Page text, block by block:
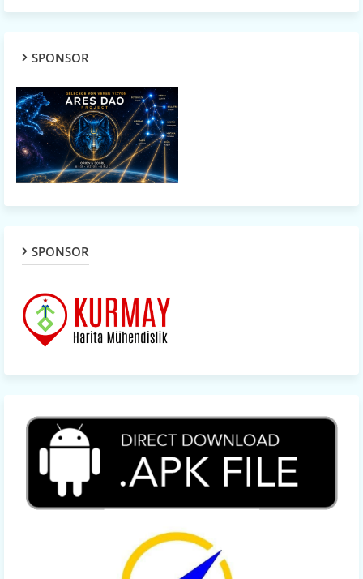
SPONSOR
SPONSOR